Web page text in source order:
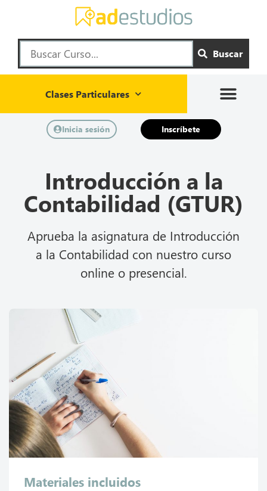
Buscar
Clases Particulares
Inicia sesión Inscríbete
Introducción a la
Contabilidad (GTUR)
Aprueba la asignatura de Introducción
a la Contabilidad con nuestro curso
online o presencial.
Materiales incluidos